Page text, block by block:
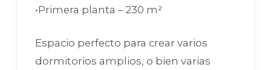
•Primera planta – 230 m²
Espacio perfecto para crear varios
dormitorios amplios, o bien varias